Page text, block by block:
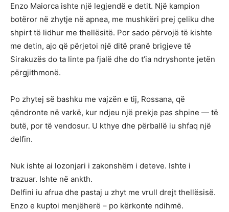
Enzo Maiorca ishte një legjendë e detit. Një kampion
botëror në zhytje në apnea, me mushkëri prej çeliku dhe
shpirt të lidhur me thellësitë. Por sado përvojë të kishte
me detin, ajo që përjetoi një ditë pranë brigjeve të
Sirakuzës do ta linte pa fjalë dhe do t’ia ndryshonte jetën
përgjithmonë.
Po zhytej së bashku me vajzën e tij, Rossana, që
qëndronte në varkë, kur ndjeu një prekje pas shpine — të
butë, por të vendosur. U kthye dhe përballë iu shfaq një
delfin.
Nuk ishte ai lozonjari i zakonshëm i deteve. Ishte i
trazuar. Ishte në ankth.
Delfini iu afrua dhe pastaj u zhyt me vrull drejt thellësisë.
Enzo e kuptoi menjëherë – po kërkonte ndihmë.